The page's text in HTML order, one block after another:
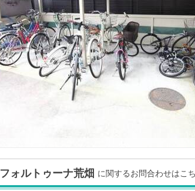
フォルトゥーナ荒畑 に関するお問合わせはこ